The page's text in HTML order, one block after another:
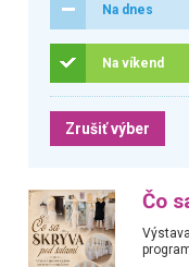
Na dnes
Na víkend
Zrušiť výber
Čo